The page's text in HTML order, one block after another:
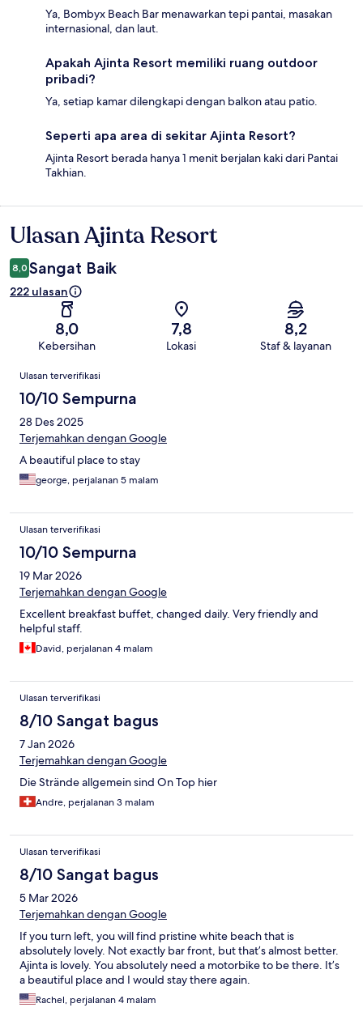
Ya, Bombyx Beach Bar menawarkan tepi pantai, masakan
internasional, dan laut.
Apakah Ajinta Resort memiliki ruang outdoor
pribadi?
Ya, setiap kamar dilengkapi dengan balkon atau patio.
Seperti apa area di sekitar Ajinta Resort?
Ajinta Resort berada hanya 1 menit berjalan kaki dari Pantai
Takhian.
Ulasan
Ulasan Ajinta Resort
8,0 Sangat Baik
222 ulasan
8,0
Kebersihan
7,8
Lokasi
8,2
Staf & layanan
Ulasan
Ulasan terverifikasi
10/10 Sempurna
28 Des 2025
Terjemahkan dengan Google
A beautiful place to stay
george, perjalanan 5 malam
Ulasan terverifikasi
10/10 Sempurna
19 Mar 2026
Terjemahkan dengan Google
Excellent breakfast buffet, changed daily. Very friendly and
helpful staff.
David, perjalanan 4 malam
Ulasan terverifikasi
8/10 Sangat bagus
7 Jan 2026
Terjemahkan dengan Google
Die Strände allgemein sind On Top hier
Andre, perjalanan 3 malam
Ulasan terverifikasi
8/10 Sangat bagus
5 Mar 2026
Terjemahkan dengan Google
If you turn left, you will find pristine white beach that is
absolutely lovely. Not exactly bar front, but that’s almost better.
Ajinta is lovely. You absolutely need a motorbike to be there. It’s
a beautiful place and I would stay there again.
Rachel, perjalanan 4 malam